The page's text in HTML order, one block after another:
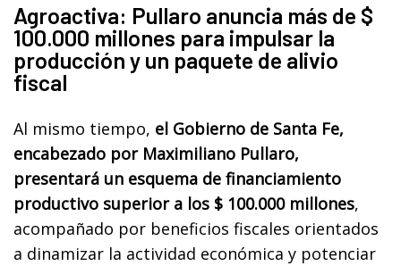
Agroactiva: Pullaro anuncia más de $
100.000 millones para impulsar la
producción y un paquete de alivio
fiscal
Al mismo tiempo, el Gobierno de Santa Fe,
encabezado por Maximiliano Pullaro,
presentará un esquema de financiamiento
productivo superior a los $ 100.000 millones,
acompañado por beneficios fiscales orientados
a dinamizar la actividad económica y potenciar